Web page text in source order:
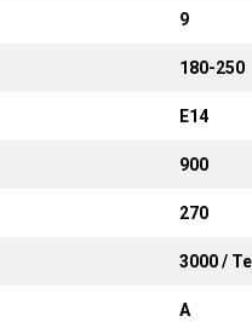
9
180-250
Е14
900
270
3000 /
A